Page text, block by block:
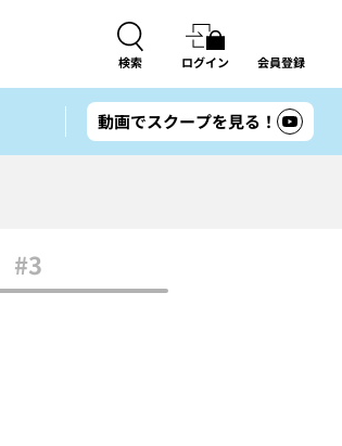
検索 ログイン 会員登録
動画でスクープを見る！
#3